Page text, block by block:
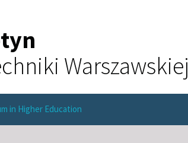
Warszawskiej
in Higher Education